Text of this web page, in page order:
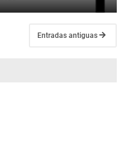
Entradas antiguas